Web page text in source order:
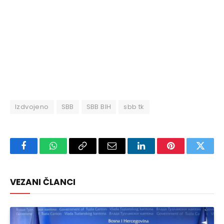
Izdvojeno SBB SBB BIH sbb tk
FacebookWhatsAppCopy
Email LinkedInPinterest
VEZANI ČLANCI